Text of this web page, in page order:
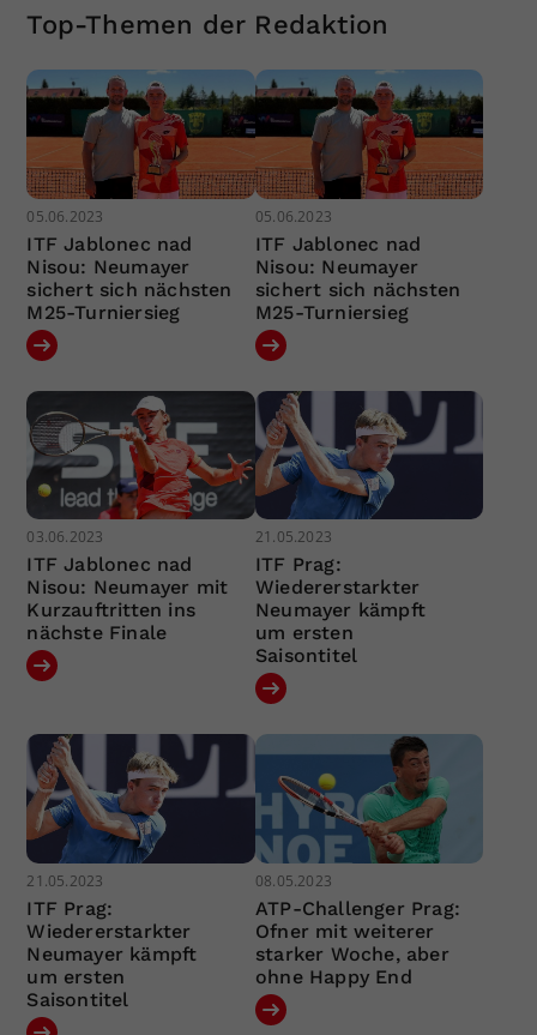
Top-Themen der Redaktion
05.06.2023
ITF Jablonec nad
Nisou: Neumayer
sichert sich nächsten
M25-Turniersieg
05.06.2023
ITF Jablonec nad
Nisou: Neumayer
sichert sich nächsten
M25-Turniersieg
03.06.2023
ITF Jablonec nad
Nisou: Neumayer mit
Kurzauftritten ins
nächste Finale
21.05.2023
ITF Prag:
Wiedererstarkter
Neumayer kämpft
um ersten
Saisontitel
21.05.2023
ITF Prag:
Wiedererstarkter
Neumayer kämpft
um ersten
Saisontitel
08.05.2023
ATP-Challenger Prag:
Ofner mit weiterer
starker Woche, aber
ohne Happy End